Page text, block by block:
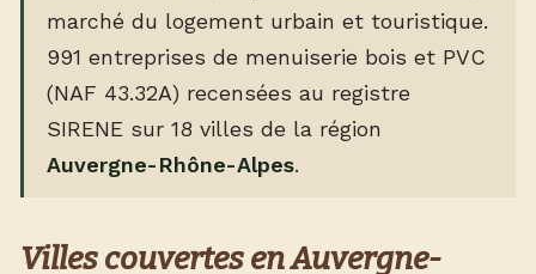
marché du logement urbain et touristique.
991 entreprises de menuiserie bois et PVC
(NAF 43.32A) recensées au registre
SIRENE sur 18 villes de la région
Auvergne-Rhône-Alpes.
Villes couvertes en Auvergne-